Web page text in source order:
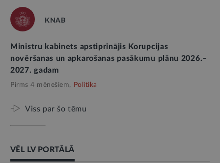
KNAB
Ministru kabinets apstiprinājis Korupcijas
novēršanas un apkarošanas pasākumu plānu 2026.–
2027. gadam
Pirms 4 mēnešiem, Politika
Viss par šo tēmu
VĒL LV PORTĀLĀ
AMATPERSONAS RUNA